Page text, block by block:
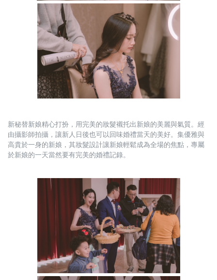
新秘替新娘精心打扮，用完美的妝髮襯托出新娘的美麗與氣質。經
由攝影師拍攝，讓新人日後也可以回味婚禮當天的美好。集優雅與
高貴於一身的新娘，其妝髮設計讓新娘輕鬆成為全場的焦點，專屬
於新娘的一天當然要有完美的婚禮記錄。